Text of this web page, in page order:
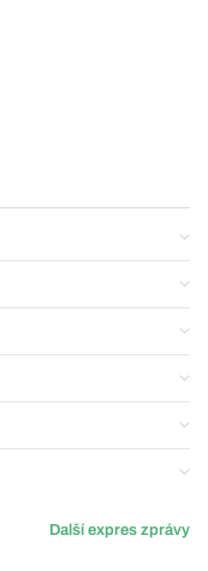
Další expres zprávy